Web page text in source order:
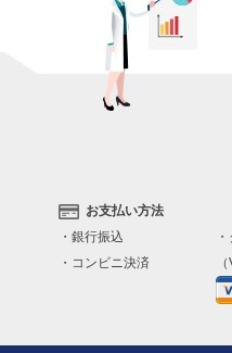
お支払い方法
・銀行振込
・コンビニ決済